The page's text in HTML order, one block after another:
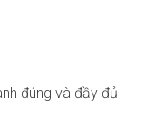
đúng và đầy đủ